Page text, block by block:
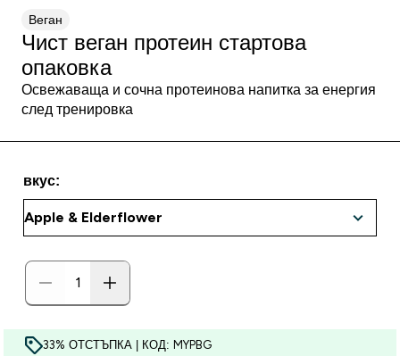
Веган
Чист веган протеин стартова
опаковка
Освежаваща и сочна протеинова напитка за енергия
след тренировка
вкус:
33% ОТСТЪПКА | КОД: MYPBG